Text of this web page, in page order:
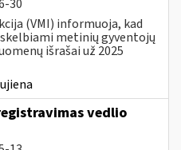
30
(VMI) informuoja, kad
metinių gyventojų
išrašai už 2025
vedlio